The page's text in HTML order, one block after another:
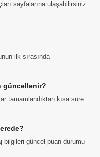
sayfalarına ulaşabilirsiniz.
ilk sırasında
güncellenir?
tamamlandıktan kısa süre
bilgileri güncel puan durumu